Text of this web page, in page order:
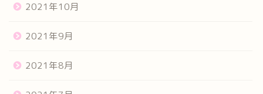
2021年10月
2021年9月
2021年8月